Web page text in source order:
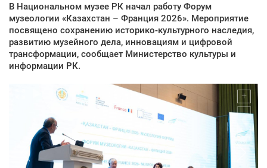
В Национальном музее РК начал работу Форум
музеологии «Казахстан – Франция 2026». Мероприятие
посвящено сохранению историко-культурного наследия,
развитию музейного дела, инновациям и цифровой
трансформации, сообщает Министерство культуры и
информации РК.